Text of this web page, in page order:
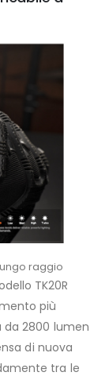
TK20R
più
2800 lumen
di nuova
tra le